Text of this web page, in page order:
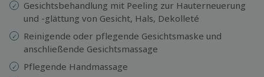
Gesichtsbehandlung mit Peeling zur Hauterneuerung
und -glättung von Gesicht, Hals, Dekolleté
Reinigende oder pflegende Gesichtsmaske und
anschließende Gesichtsmassage
Pflegende Handmassage